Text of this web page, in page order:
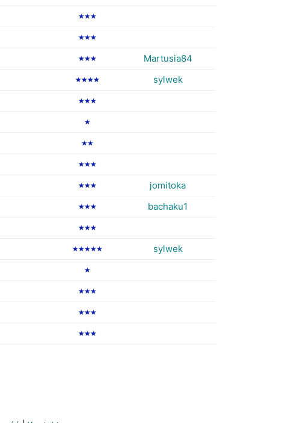
★★★
★★★
★★★ Martusia84
★★★★ sylwek
★★★
★
★★
★★★
★★★ jomitoka
★★★ bachaku1
★★★
★★★★★ sylwek
★
★★★
★★★
★★★